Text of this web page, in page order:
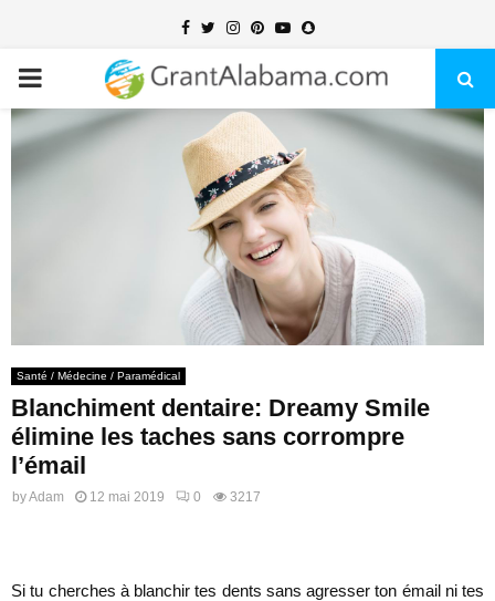
Facebook
TwitterInstagram
PinterestYoutubeSnapchat
PRIMARY
MENU
Santé / Médecine / Paramédical
Blanchiment dentaire: Dreamy Smile
élimine les taches sans corrompre
l’émail
byAdam 12 mai 2019 0 3217
Si tu cherches à blanchir tes dents sans agresser ton émail ni tes